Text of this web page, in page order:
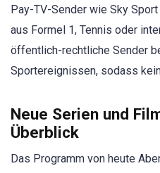
Pay-TV-Sender wie Sky
aus Formel 1, Tennis oder
öffentlich-rechtliche Sender
Sportereignissen, sodass
Neue Serien und
Überblick
Das Programm von heute